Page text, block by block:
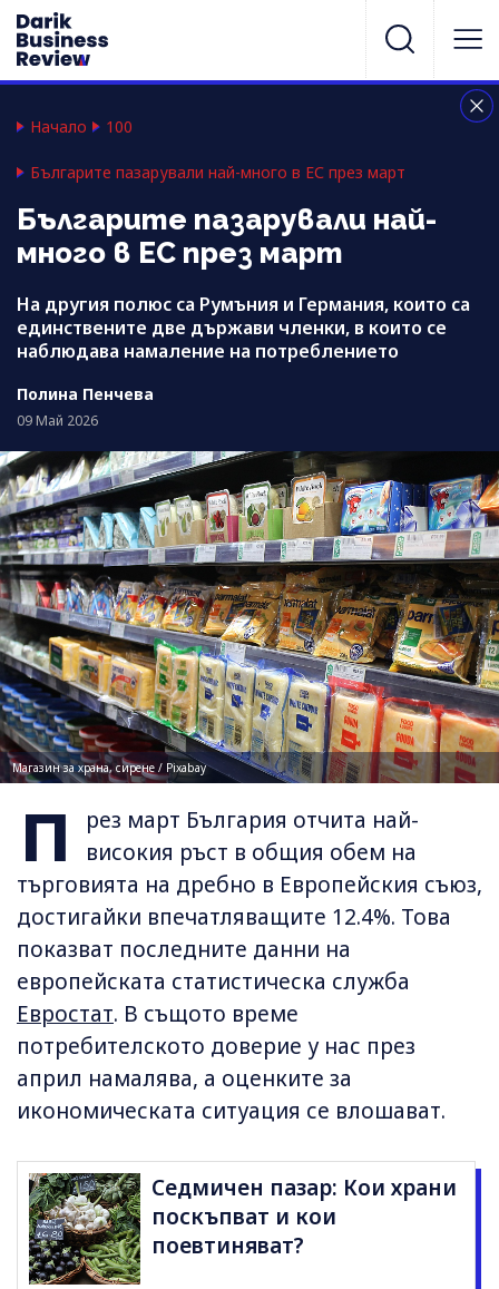
Начало 100
Българите пазарували най-много в ЕС през март
Българите пазарували най-
много в ЕС през март
На другия полюс са Румъния и Германия, които са
единствените две държави членки, в които се
наблюдава намаление на потреблението
Полина Пенчева
09 Май 2026
Магазин за храна, сирене / Pixabay
П
рез март България отчита най-
високия ръст в общия обем на
търговията на дребно в Европейския съюз,
достигайки впечатляващите 12.4%. Това
показват последните данни на
европейската статистическа служба
Евростат. В същото време
потребителското доверие у нас през
април намалява, а оценките за
икономическата ситуация се влошават.
Седмичен пазар: Кои храни
поскъпват и кои
поевтиняват?